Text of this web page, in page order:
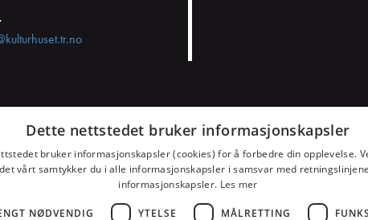
samtykket
Dette nettstedet bruker informasjonskapsler
bruker informasjonskapsler (cookies) for å forbedre din opplevelse.
vårt samtykker du i alle informasjonskapsler i samsvar med
informasjonskapsler. Les mer
NØDVENDIG YTELSE MÅLRETTING